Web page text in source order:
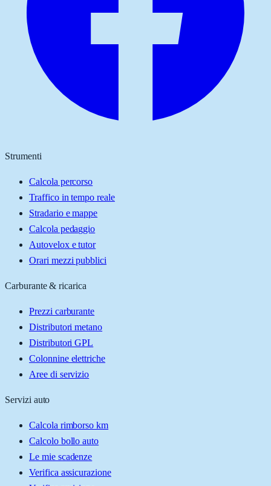
Strumenti
Calcola percorso
Traffico in tempo reale
Stradario e mappe
Calcola pedaggio
Autovelox e tutor
Orari mezzi pubblici
Carburante & ricarica
Prezzi carburante
Distributori metano
Distributori GPL
Colonnine elettriche
Aree di servizio
Servizi auto
Calcola rimborso km
Calcolo bollo auto
Le mie scadenze
Verifica assicurazione